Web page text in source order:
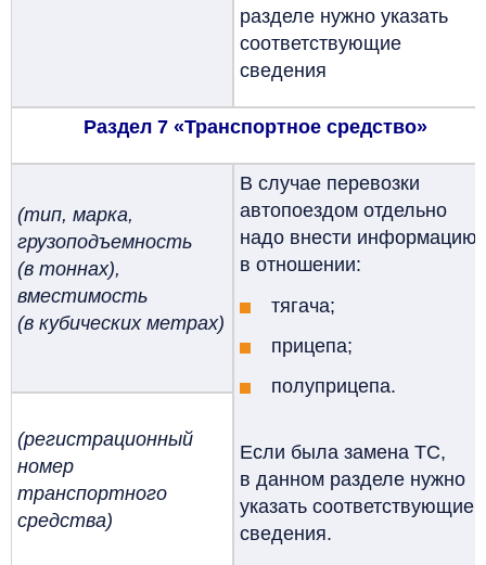
разделе нужно указать
соответствующие
сведения
Раздел 7 «Транспортное средство»
(тип, марка,
грузоподъемность
(в тоннах),
вместимость
(в кубических метрах)
В случае перевозки
автопоездом отдельно
надо внести информацию
в отношении:
тягача;
прицепа;
полуприцепа.
Если была замена ТС,
в данном разделе нужно
указать соответствующие
сведения.
(регистрационный
номер
транспортного
средства)